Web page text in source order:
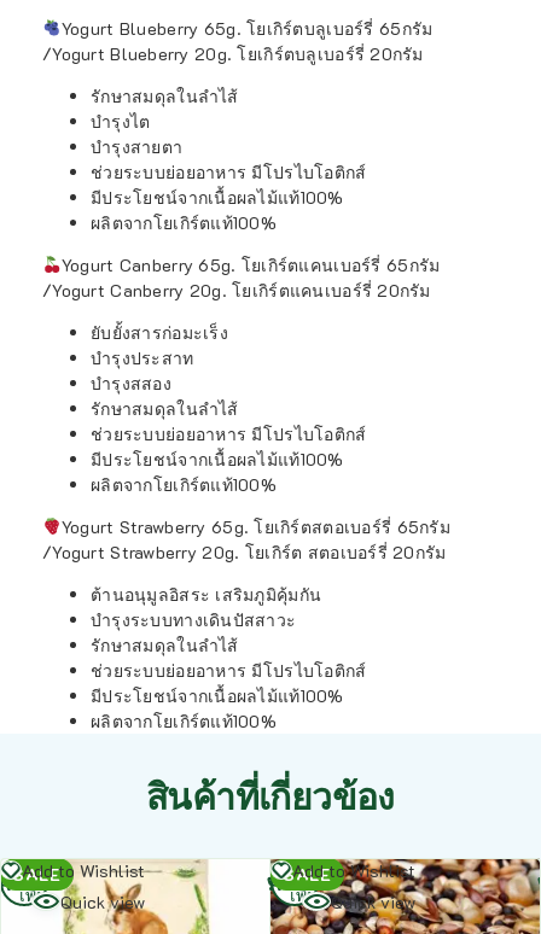
Yogurt Blueberry 65g. โยเกิร์ตบลูเบอร์รี่ 65กรัม
/Yogurt Blueberry 20g. โยเกิร์ตบลูเบอร์รี่ 20กรัม
รักษาสมดุลในลำไส้
บำรุงไต
บำรุงสายตา
ช่วยระบบย่อยอาหาร มีโปรไบโอติกส์
มีประโยชน์จากเนื้อผลไม้แท้100%
ผลิตจากโยเกิร์ตแท้100%
Yogurt Canberry 65g. โยเกิร์ตแคนเบอร์รี่ 65กรัม
/Yogurt Canberry 20g. โยเกิร์ตแคนเบอร์รี่ 20กรัม
ยับยั้งสารก่อมะเร็ง
บำรุงประสาท
บำรุงสสอง
รักษาสมดุลในลำไส้
ช่วยระบบย่อยอาหาร มีโปรไบโอติกส์
มีประโยชน์จากเนื้อผลไม้แท้100%
ผลิตจากโยเกิร์ตแท้100%
Yogurt Strawberry 65g. โยเกิร์ตสตอเบอร์รี่ 65กรัม
/Yogurt Strawberry 20g. โยเกิร์ต สตอเบอร์รี่ 20กรัม
ต้านอนุมูลอิสระ เสริมภูมิคุ้มกัน
บำรุงระบบทางเดินปัสสาวะ
รักษาสมดุลในลำไส้
ช่วยระบบย่อยอาหาร มีโปรไบโอติกส์
มีประโยชน์จากเนื้อผลไม้แท้100%
ผลิตจากโยเกิร์ตแท้100%
สินค้าที่เกี่ยวข้อง
SALE
Add to Wishlist
Quick view
อ่าน
เพิ่ม
SALE
Add to Wishlist
Quick view
อ่าน
เพิ่ม